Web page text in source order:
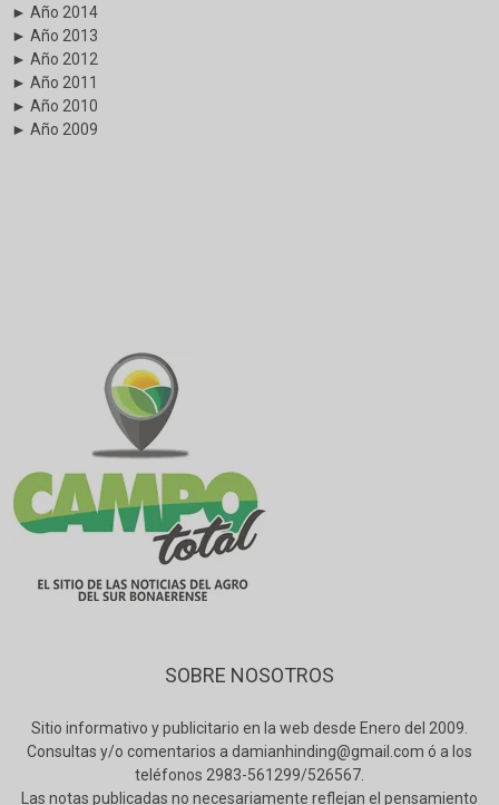
► Año 2014
► Año 2013
► Año 2012
► Año 2011
► Año 2010
► Año 2009
SOBRE NOSOTROS
Sitio informativo y publicitario en la web desde Enero del 2009.
Consultas y/o comentarios a damianhinding@gmail.com ó a los
teléfonos 2983-561299/526567.
Las notas publicadas no necesariamente reflejan el pensamiento